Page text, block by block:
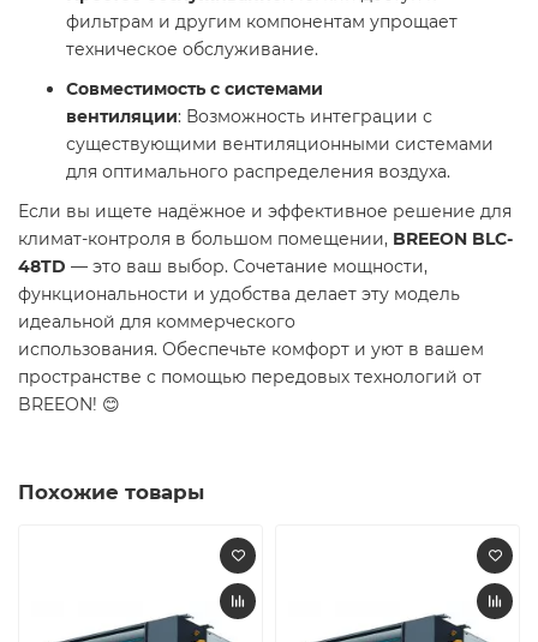
фильтрам и другим компонентам упрощает
техническое обслуживание.
Совместимость с системами
вентиляции: Возможность интеграции с
существующими вентиляционными системами
для оптимального распределения воздуха.
Если вы ищете надёжное и эффективное решение для
климат-контроля в большом помещении, BREEON BLC-
48TD — это ваш выбор. Сочетание мощности,
функциональности и удобства делает эту модель
идеальной для коммерческого
использования. Обеспечьте комфорт и уют в вашем
пространстве с помощью передовых технологий от
BREEON! 😊
Похожие товары